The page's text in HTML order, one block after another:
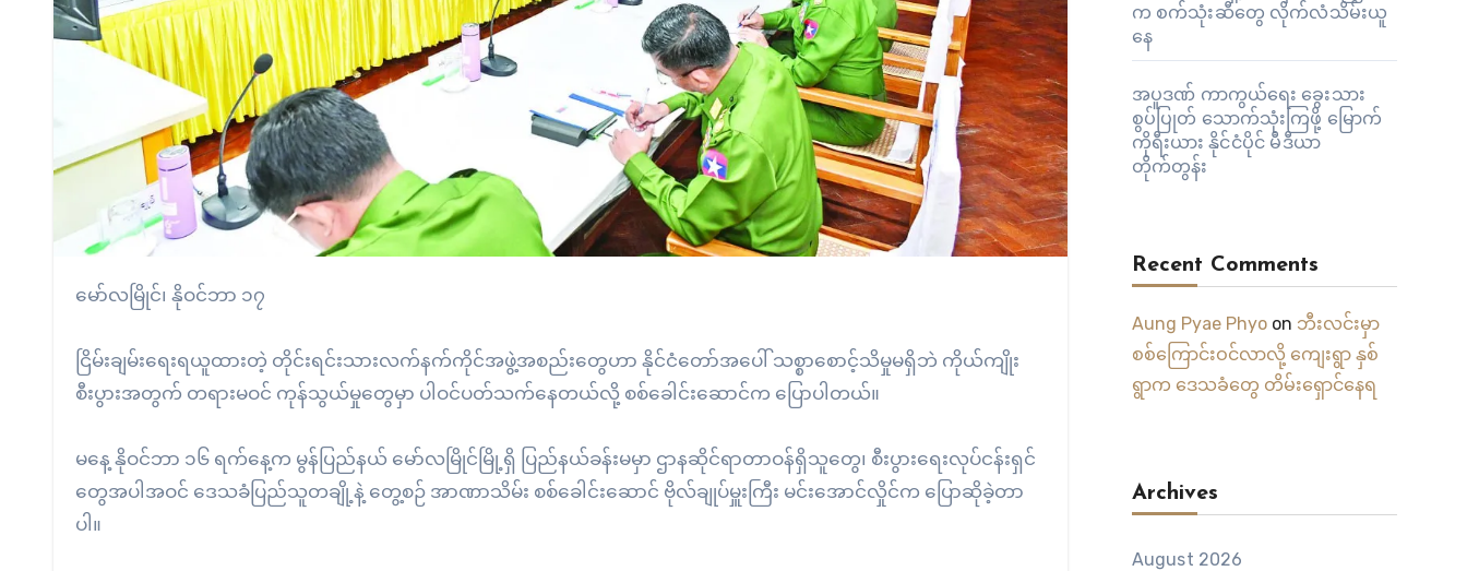
မော်လမြိုင်၊ နိုဝင်ဘာ ၁၇
ငြိမ်းချမ်းရေးရယူထားတဲ့ တိုင်းရင်းသားလက်နက်ကိုင်အဖွဲ့အစည်းတွေဟာ နိုင်ငံတော်အပေါ် သစ္စာစောင့်သိမှုမရှိဘဲ ကိုယ်ကျိုး
စီးပွားအတွက် တရားမဝင် ကုန်သွယ်မှုတွေမှာ ပါဝင်ပတ်သက်နေတယ်လို့ စစ်ခေါင်းဆောင်က ပြောပါတယ်။
မနေ့ နိုဝင်ဘာ ၁၆ ရက်နေ့က မွန်ပြည်နယ် မော်လမြိုင်မြို့ရှိ ပြည်နယ်ခန်းမမှာ ဌာနဆိုင်ရာတာဝန်ရှိသူတွေ၊ စီးပွားရေးလုပ်ငန်းရှင်
တွေအပါအဝင် ဒေသခံပြည်သူတချို့နဲ့ တွေ့စဉ် အာဏာသိမ်း စစ်ခေါင်းဆောင် ဗိုလ်ချုပ်မှူးကြီး မင်းအောင်လှိုင်က ပြောဆိုခဲ့တာ
ပါ။
က စက်သုံးဆီတွေ လိုက်လံသိမ်းယူ
နေ
အပူဒဏ် ကာကွယ်ရေး ခွေးသား
စွပ်ပြုတ် သောက်သုံးကြဖို့ မြောက်
ကိုရီးယား နိုင်ငံပိုင် မီဒီယာ
တိုက်တွန်း
Recent Comments
Aung Pyae Phyoon ဘီးလင်းမှာ
စစ်ကြောင်းဝင်လာလို့ ကျေးရွာ နှစ်
ရွာက ဒေသခံတွေ တိမ်းရှောင်နေရ
Archives
August 2026